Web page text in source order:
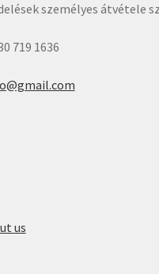
személyes átvétele
719 1636
us